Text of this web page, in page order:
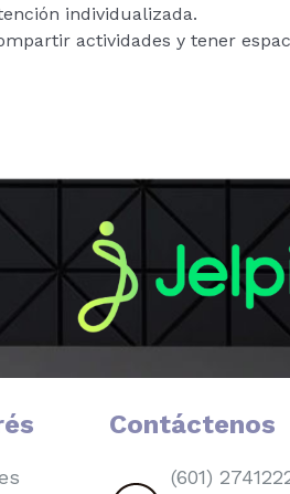
individualizada.
actividades y tener
Contáctenos
(601)